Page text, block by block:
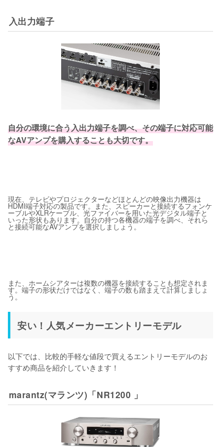
入出力端子
自分の環境に合う入出力端子を調べ、その端子に対応可能
なAVアンプを購入することも大切です。
現在、テレビやプロジェクターなどほとんどの映像出力機器は
HDMI端子対応の製品です。また、スピーカーと接続するフォンケ
ーブルやXLRケーブル、光ファイバーを用いた光デジタル端子と
いった形状もあります。自分の持つ各機器の端子を調べ、それら
と接続可能なAVアンプを選択しましょう。
また、ホームシアターは複数の機器を接続することも想定されま
す。端子の形状だけではなく、端子の数も踏まえて計算しましょ
う。
安い！人気メーカーエントリーモデル
以下では、比較的手軽な値段で買えるエントリーモデルのお
すすめ商品を紹介していきます！
marantz(マランツ)「NR1200 」